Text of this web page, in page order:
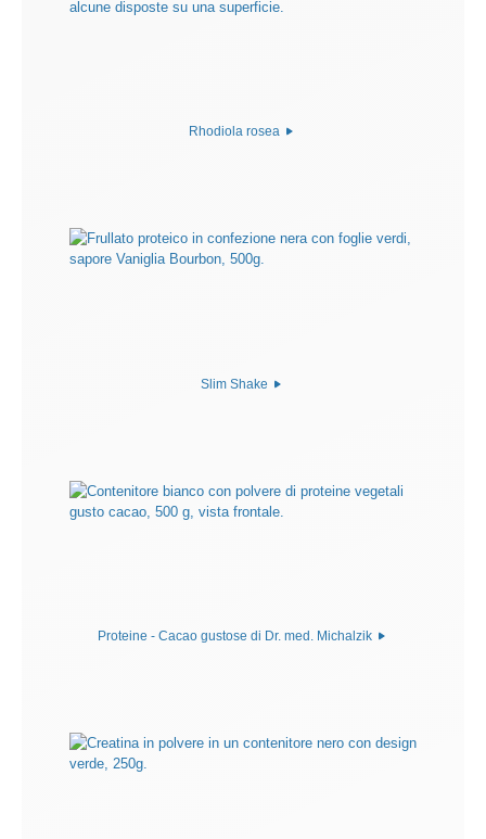
Rhodiola rosea
Slim Shake
Proteine - Cacao gustose di Dr. med. Michalzik